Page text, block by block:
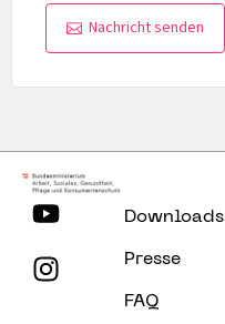
Nachricht senden
Downloads
Presse
FAQ